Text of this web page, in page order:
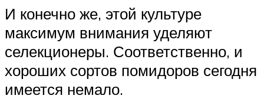
И конечно же, этой культуре
максимум внимания уделяют
селекционеры. Соответственно, и
хороших сортов помидоров сегодня
имеется немало.